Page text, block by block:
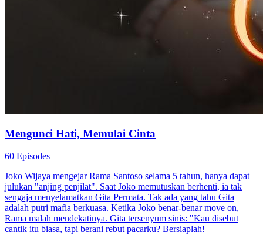
Mengunci Hati, Memulai Cinta
60 Episodes
Joko Wijaya mengejar Rama Santoso selama 5 tahun, hanya dapat
julukan "anjing penjilat". Saat Joko memutuskan berhenti, ia tak
sengaja menyelamatkan Gita Permata. Tak ada yang tahu Gita
adalah putri mafia berkuasa. Ketika Joko benar-benar move on,
Rama malah mendekatinya. Gita tersenyum sinis: "Kau disebut
cantik itu biasa, tapi berani rebut pacarku? Bersiaplah!